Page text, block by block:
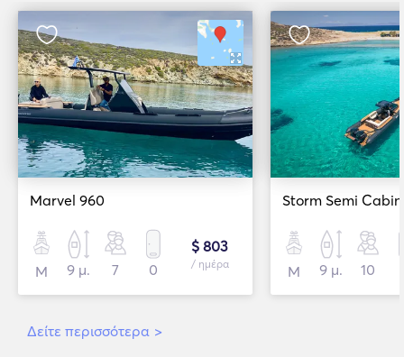
Marvel 960
Μ 9 μ. 7 0
$ 803
/ ημέρα
Storm Semi
Μ 9 μ. 10
Δείτε περισσότερα >